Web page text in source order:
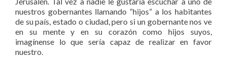
nuestros gobernantes llamando “hijos” a los habitantes
de su país, estado o ciudad, pero si un gobernante nos ve
en su mente y en su corazón como hijos suyos,
imagínense lo que sería capaz de realizar en favor
nuestro.